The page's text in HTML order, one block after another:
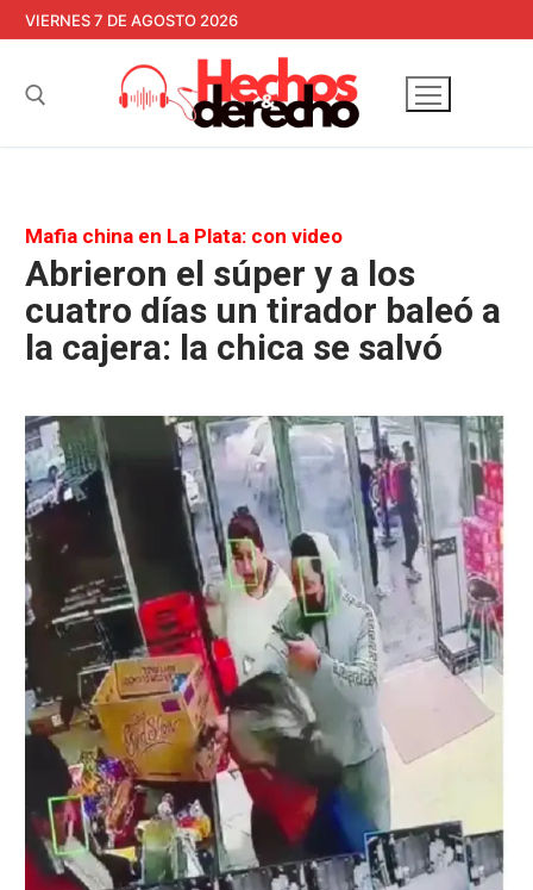
contenido
VIERNES 7 DE AGOSTO 2026
Mafia china en La Plata: con video
Abrieron el súper y a los
cuatro días un tirador baleó a
la cajera: la chica se salvó